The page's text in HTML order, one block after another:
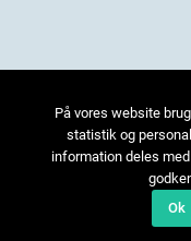
På vores website
statistik og
information deles
Ok